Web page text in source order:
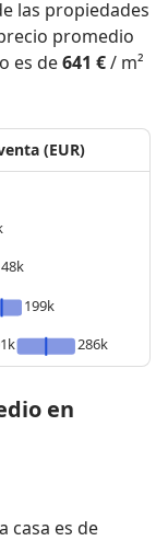
las propiedades
promedio
es de641 €/ m²
(EUR)
199k
286k
en
casa es de